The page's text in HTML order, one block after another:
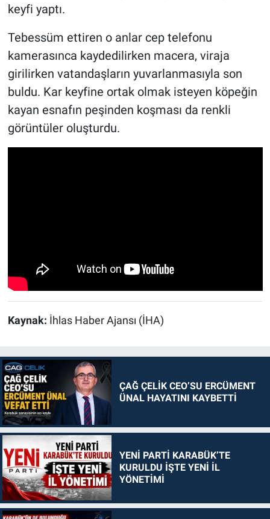
keyfi yaptı.
Tebessüm ettiren o anlar cep telefonu
kamerasınca kaydedilirken macera, viraja
girilirken vatandaşların yuvarlanmasıyla son
buldu. Kar keyfine ortak olmak isteyen köpeğin
kayan esnafın peşinden koşması da renkli
görüntüler oluşturdu.
Kaynak: İhlas Haber Ajansı (İHA)
ÇAĞ ÇELİK CEO’SU ERCÜMENT
ÜNAL HAYATINI KAYBETTİ
YENİ PARTİ KARABÜK’TE
KURULDU İŞTE YENİ İL
YÖNETİMİ